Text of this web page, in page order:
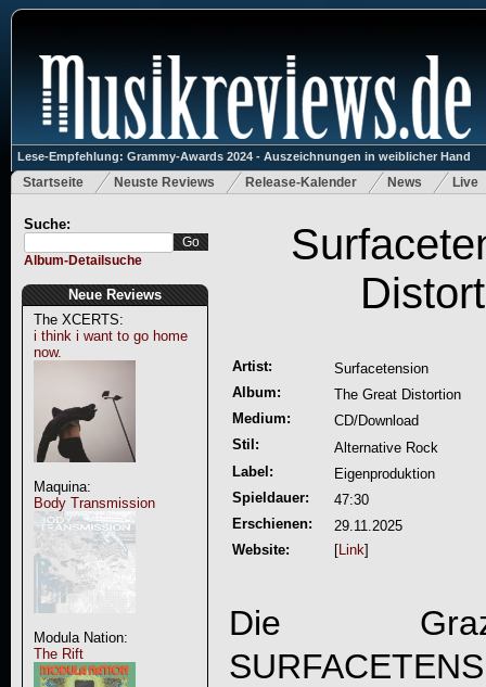
Lese-Empfehlung: Grammy-Awards 2024 - Auszeichnungen in weiblicher Hand
Startseite Neuste Reviews Release-Kalender News Live
Suche:
Album-Detailsuche
Neue Reviews
The XCERTS:
i think i want to go home
now.
Maquina:
Body Transmission
Modula Nation:
The Rift
Artist:
Surfacetension
Album:
The Great Distortion
Medium:
CD/Download
Stil:
Alternative Rock
Label:
Eigenproduktion
Spieldauer:
47:30
Erschienen:
29.11.2025
Website:
[Link]
Die